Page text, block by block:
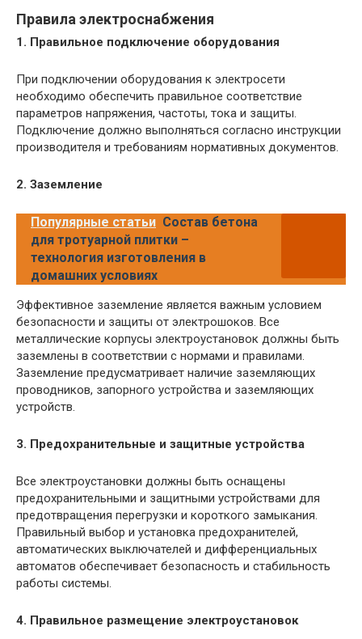
Правила электроснабжения
1. Правильное подключение оборудования
При подключении оборудования к электросети
необходимо обеспечить правильное соответствие
параметров напряжения, частоты, тока и защиты.
Подключение должно выполняться согласно инструкции
производителя и требованиям нормативных документов.
2. Заземление
Популярные статьи Состав бетона
для тротуарной плитки –
технология изготовления в
домашних условиях
Эффективное заземление является важным условием
безопасности и защиты от электрошоков. Все
металлические корпусы электроустановок должны быть
заземлены в соответствии с нормами и правилами.
Заземление предусматривает наличие заземляющих
проводников, запорного устройства и заземляющих
устройств.
3. Предохранительные и защитные устройства
Все электроустановки должны быть оснащены
предохранительными и защитными устройствами для
предотвращения перегрузки и короткого замыкания.
Правильный выбор и установка предохранителей,
автоматических выключателей и дифференциальных
автоматов обеспечивает безопасность и стабильность
работы системы.
4. Правильное размещение электроустановок